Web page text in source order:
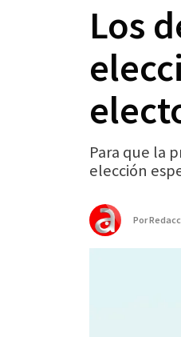
Los
Para que la
elección
Por